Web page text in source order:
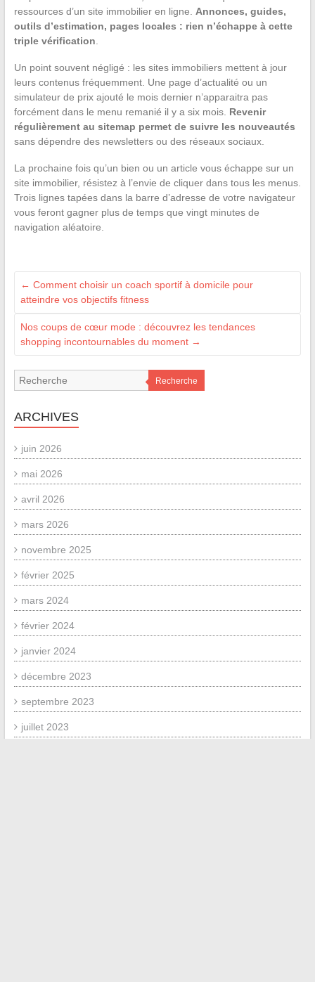
ressources d’un site immobilier en ligne. Annonces, guides,
outils d’estimation, pages locales : rien n’échappe à cette
triple vérification.
Un point souvent négligé : les sites immobiliers mettent à jour
leurs contenus fréquemment. Une page d’actualité ou un
simulateur de prix ajouté le mois dernier n’apparaitra pas
forcément dans le menu remanié il y a six mois. Revenir
régulièrement au sitemap permet de suivre les nouveautés
sans dépendre des newsletters ou des réseaux sociaux.
La prochaine fois qu’un bien ou un article vous échappe sur un
site immobilier, résistez à l’envie de cliquer dans tous les menus.
Trois lignes tapées dans la barre d’adresse de votre navigateur
vous feront gagner plus de temps que vingt minutes de
navigation aléatoire.
← Comment choisir un coach sportif à domicile pour
atteindre vos objectifs fitness
Nos coups de cœur mode : découvrez les tendances
shopping incontournables du moment →
Recherche
ARCHIVES
juin 2026
mai 2026
avril 2026
mars 2026
novembre 2025
février 2025
mars 2024
février 2024
janvier 2024
décembre 2023
septembre 2023
juillet 2023